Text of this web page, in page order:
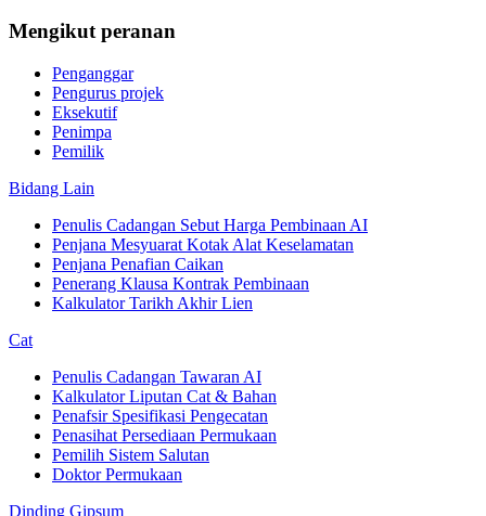
Mengikut peranan
Penganggar
Pengurus projek
Eksekutif
Penimpa
Pemilik
Bidang Lain
Penulis Cadangan Sebut Harga Pembinaan AI
Penjana Mesyuarat Kotak Alat Keselamatan
Penjana Penafian Caikan
Penerang Klausa Kontrak Pembinaan
Kalkulator Tarikh Akhir Lien
Cat
Penulis Cadangan Tawaran AI
Kalkulator Liputan Cat & Bahan
Penafsir Spesifikasi Pengecatan
Penasihat Persediaan Permukaan
Pemilih Sistem Salutan
Doktor Permukaan
Dinding Gipsum